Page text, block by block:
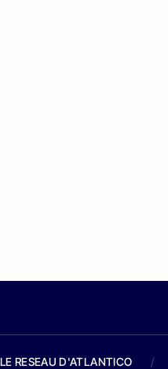
LE RESEAU D'ATLANTICO /